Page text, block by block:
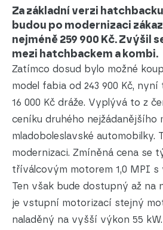
Za základní verzi
budou po modernizaci
nejméně 259 900 Kč. Zvýšil
mezi hatchbackem a kombi.
Zatímco dosud bylo možné
model fabia od 243 900 Kč,
16 000 Kč dráže. Vyplývá to z
ceníku druhého nejžádanějšího
mladoboleslavské automobilky.
modernizaci. Zmíněná cena se
tříválcovým motorem 1,0 MPI s
Ten však bude dostupný až na
je vstupní motorizací stejný
naladěný na vyšší výkon 55